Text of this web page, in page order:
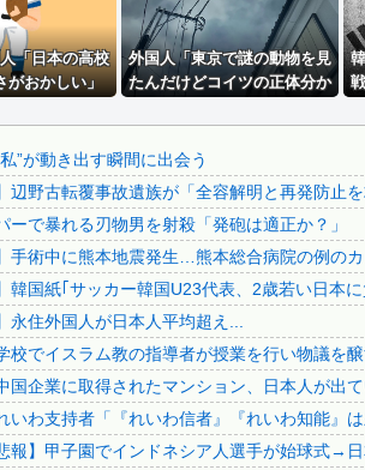
全国キャラバン開始も「で、お前誰？」状態ｗ...
争放棄の国であり続けよう」←この投稿が話題...
損切り加速ｗｗｗｗｗｗｗｗｗ
願う式典なのに防弾ガラスと防弾バッグSPで...
世界に5種しかない飛行能力」ついに謎が判明...
峡ダム、豪雨で13基の水門を開き大規模放流...
が”現代にふさわしい表現”に強制変更される...
」が「がん転移」を促すと判明
と代理人のやりとり、「地獄すぎて完全にコン...
た総理大臣、ワースト１位が同点でこの人ｗｗ...
ゃん、覚醒し戦闘民族化。お子様二人をフル...
ックの運ちゃん御用達ターミナル食堂のざっか...
ナ保険証のクソぶり、バレるｗｗｗｗｗｗｗｗ...
少年ジャンプ、「ロクのおかしな家」とかいう...
【
【
【
【
【
【
日
「日本の高校
がおかしい」
外国人「東京で謎の動物を見
たんだけどコイツの正体分か
→
”が動き出す瞬間に出会う
辺野古転覆事故遺族が「全容解明と再発防
ーで暴れる刃物男を射殺「発砲は適正か？」
手術中に熊本地震発生…熊本総合病院の例の
韓国紙｢サッカー韓国U23代表、2歳若い日本
永住外国人が日本人平均超え...
校でイスラム教の指導者が授業を行い物議を
国企業に取得されたマンション、日本人が出
いわ支持者「『れいわ信者』『れいわ知能』
報】甲子園でインドネシア人選手が始球式→